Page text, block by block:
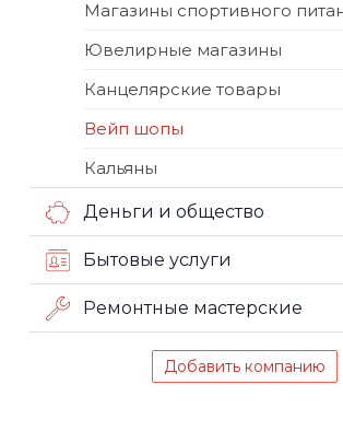
Магазины спортивного
Ювелирные магазины
Канцелярские товары
Вейп шопы
Кальяны
Деньги и общество
Бытовые услуги
Ремонтные мастерские
Добавить компанию